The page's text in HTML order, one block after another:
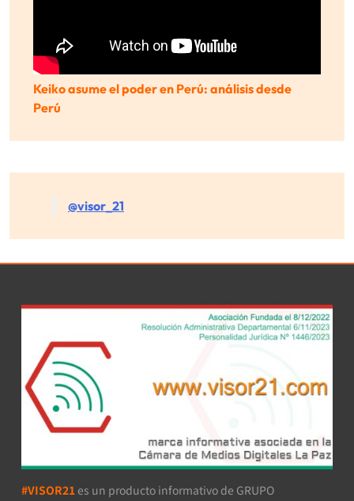
Keiko asume el poder en Perú: análisis desde
Perú
@visor_21
#VISOR21 es un producto informativo de GRUPO